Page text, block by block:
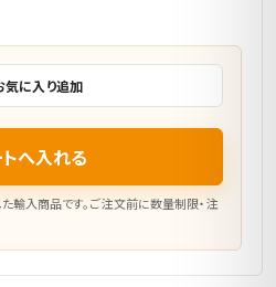
気に入り追加
へ入れる
入商品です。ご注文前に数量制限・注